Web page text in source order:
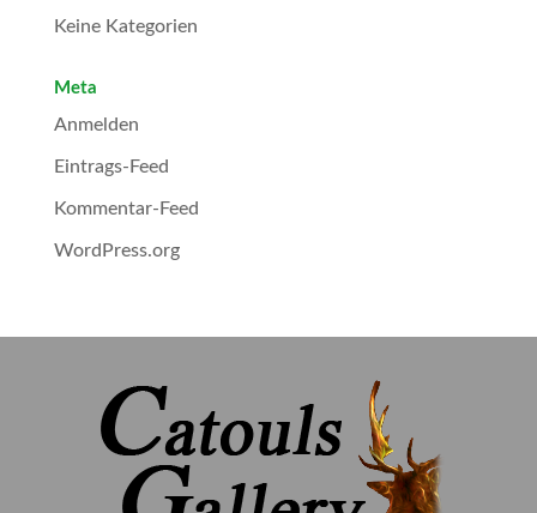
Keine Kategorien
Meta
Anmelden
Eintrags-Feed
Kommentar-Feed
WordPress.org